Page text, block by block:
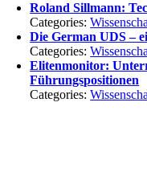
Roland Sillmann:
Categories:
Die German UDS –
Categories:
Elitenmonitor:
Führungspositionen
Categories: